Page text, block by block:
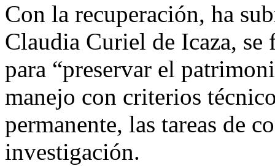
Con la recuperación, ha
Claudia Curiel de Icaza, se
para “preservar el
manejo con criterios
permanente, las tareas de
investigación.